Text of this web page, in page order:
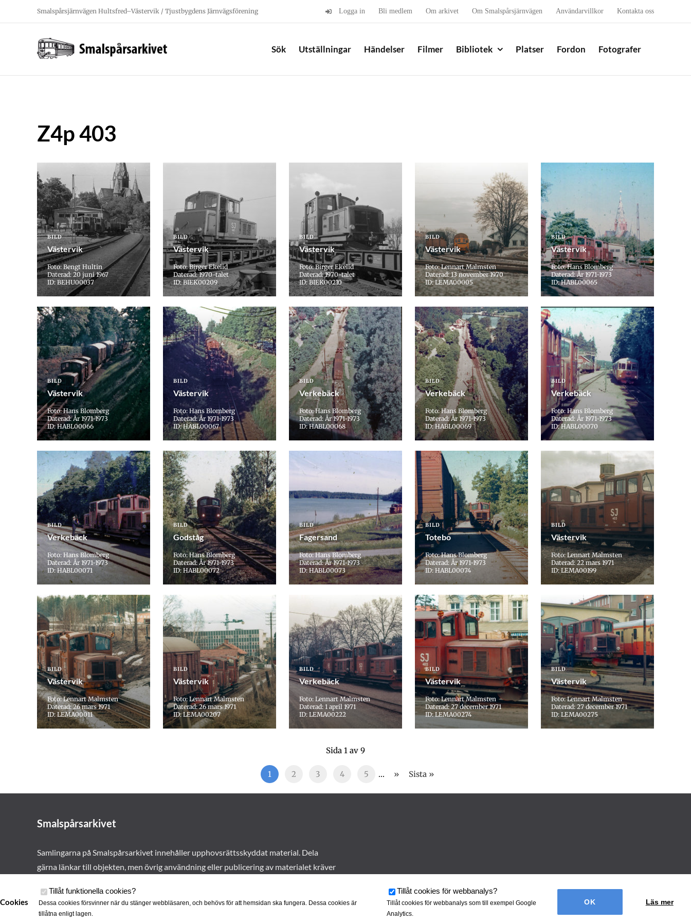
Smalspårsjärnvägen Hultsfred–Västervik / Tjustbygdens Järnvägsförening Logga in Bli medlem Om arkivet Om Smalspårsjärnvägen Användarvillkor Kontakta oss
Sök Utställningar Händelser Filmer Bibliotek Platser Fordon Fotografer
Z4p 403
BILD
Västervik
Foto: Bengt Hultin
Daterad: 20 juni 1967
ID: BEHU00037
BILD
Västervik
Foto: Birger Ekelid
Daterad: 1970-talet
ID: BIEK00209
BILD
Västervik
Foto: Birger Ekelid
Daterad: 1970-talet
ID: BIEK00210
BILD
Västervik
Foto: Lennart Malmsten
Daterad: 13 november 1970
ID: LEMA00005
BILD
Västervik
Foto: Hans Blomberg
Daterad: År 1971-1973
ID: HABL00065
BILD
Västervik
Foto: Hans Blomberg
Daterad: År 1971-1973
ID: HABL00066
BILD
Västervik
Foto: Hans Blomberg
Daterad: År 1971-1973
ID: HABL00067
BILD
Verkebäck
Foto: Hans Blomberg
Daterad: År 1971-1973
ID: HABL00068
BILD
Verkebäck
Foto: Hans Blomberg
Daterad: År 1971-1973
ID: HABL00069
BILD
Verkebäck
Foto: Hans Blomberg
Daterad: År 1971-1973
ID: HABL00070
BILD
Verkebäck
Foto: Hans Blomberg
Daterad: År 1971-1973
ID: HABL00071
BILD
Godståg
Foto: Hans Blomberg
Daterad: År 1971-1973
ID: HABL00072
BILD
Fagersand
Foto: Hans Blomberg
Daterad: År 1971-1973
ID: HABL00073
BILD
Totebo
Foto: Hans Blomberg
Daterad: År 1971-1973
ID: HABL00074
BILD
Västervik
Foto: Lennart Malmsten
Daterad: 22 mars 1971
ID: LEMA00199
BILD
Västervik
Foto: Lennart Malmsten
Daterad: 26 mars 1971
ID: LEMA00011
BILD
Västervik
Foto: Lennart Malmsten
Daterad: 26 mars 1971
ID: LEMA00207
BILD
Verkebäck
Foto: Lennart Malmsten
Daterad: 1 april 1971
ID: LEMA00222
BILD
Västervik
Foto: Lennart Malmsten
Daterad: 27 december 1971
ID: LEMA00274
BILD
Västervik
Foto: Lennart Malmsten
Daterad: 27 december 1971
ID: LEMA00275
Sida 1 av 9
1 2 3 4 5 ... » Sista »
Smalspårsarkivet
Samlingarna på Smalspårsarkivet innehåller upphovsrättsskyddat material. Dela
gärna länkar till objekten, men övrig användning eller publicering av materialet kräver
Cookies
Tillåt funktionella cookies?
Dessa cookies försvinner när du stänger webbläsaren, och behövs för att hemsidan ska fungera. Dessa cookies är
tillåtna enligt lagen.
Tillåt cookies för webbanalys?
Tillåt cookies för webbanalys som till exempel Google
Analytics.
Läs mer